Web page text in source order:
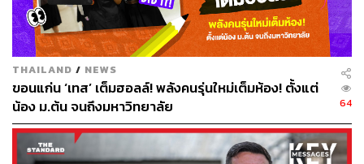
แจ้ง
สำหรับกรุงเทพฯ อ่านต่อได้ที่
https://thestandard.co/vaccination-submission-proce
ss-for-study-abroad-only-at-bkk/
ภาพประกอบ:พิชามญชุ์ วรรณสาร
THAILAND / NEWS
ขอนแก่น ‘เทส’ เต็มฮอลล์! พลังคนรุ่นใหม่เต็มห้อง! ตั้งแต่
น้อง ม.ต้น จนถึงมหาวิทยาลัย
64